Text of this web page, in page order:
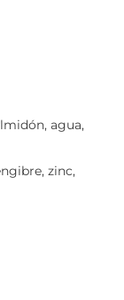
agua,
zinc,